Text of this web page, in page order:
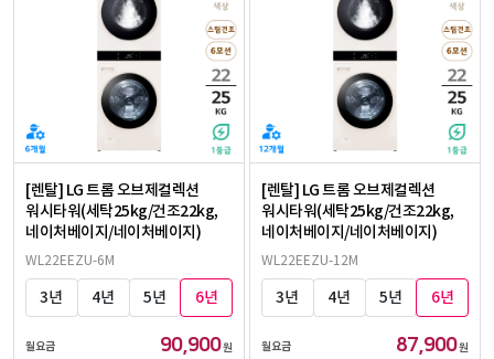
[렌탈] LG 트롬 오브제컬렉션
워시타워(세탁25kg/건조22kg,
네이처베이지/네이처베이지)
WL22EEZU-6M
3년 4년 5년 6년
월요금 90,900원
[렌탈] LG 트롬 오브제컬렉션
워시타워(세탁25kg/건조22kg,
네이처베이지/네이처베이지)
WL22EEZU-12M
3년 4년 5년 6년
월요금 87,900원